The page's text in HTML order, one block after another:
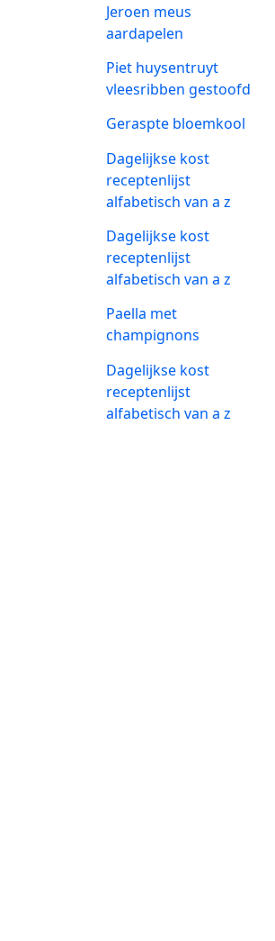
Jeroen meus
aardapelen
Piet huysentruyt
vleesribben gestoofd
Geraspte bloemkool
Dagelijkse kost
receptenlijst
alfabetisch van a z
Dagelijkse kost
receptenlijst
alfabetisch van a z
Paella met
champignons
Dagelijkse kost
receptenlijst
alfabetisch van a z